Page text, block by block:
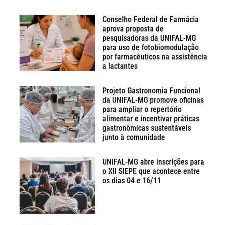
Conselho Federal de Farmácia
aprova proposta de
pesquisadoras da UNIFAL-MG
para uso de fotobiomodulação
por farmacêuticos na assistência
a lactantes
Projeto Gastronomia Funcional
da UNIFAL-MG promove oficinas
para ampliar o repertório
alimentar e incentivar práticas
gastronômicas sustentáveis
junto à comunidade
UNIFAL-MG abre inscrições para
o XII SIEPE que acontece entre
os dias 04 e 16/11